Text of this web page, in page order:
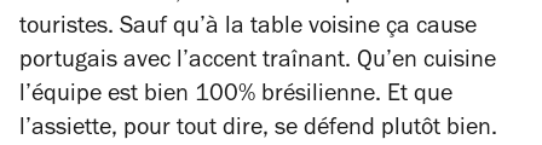
touristes. Sauf qu’à la table voisine ça cause
portugais avec l’accent traînant. Qu’en cuisine
l’équipe est bien 100% brésilienne. Et que
l’assiette, pour tout dire, se défend plutôt bien.